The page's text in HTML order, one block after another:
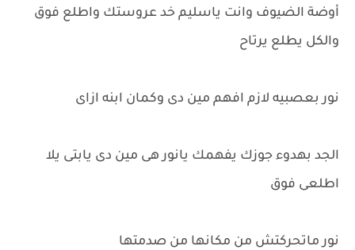
أوضة الضيوف وانت ياسليم خد عروستك واطلع فوق
والكل يطلع يرتاح
نور بعصبيه لازم افهم مين دى وكمان ابنه ازاى
الجد بهدوء جوزك يفهمك يانور هى مين دى يابتى يلا
اطلعى فوق
نور ماتحركتش من مكانها من صدمتها